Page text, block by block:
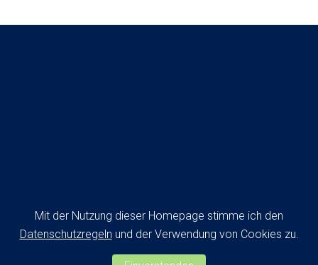
Mit der Nutzung dieser Homepage stimme ich den
Datenschutzregeln und der Verwendung von Cookies zu.